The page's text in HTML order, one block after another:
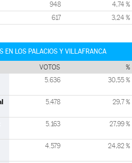
948 4,74 %
617 3,24 %
EN LOS PALACIOS Y VILLAFRANCA
VOTOS %
5.636 30,55 %
5.478 29,7 %
5.163 27,99 %
4.579 24,82 %